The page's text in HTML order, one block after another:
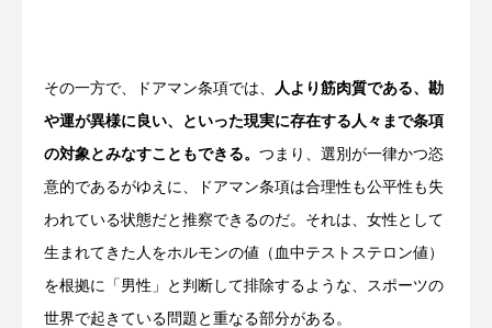
その一方で、ドアマン条項では、 人より筋肉質である、勘
や運が異様に良い、といった現実に存在する人々まで条項
の対象とみなすこともできる。 つまり、選別が一律かつ恣
意的であるがゆえに、ドアマン条項は合理性も公平性も失
われている状態だと推察できるのだ。それは、女性として
生まれてきた人をホルモンの値（血中テストステロン値）
を根拠に「男性」と判断して排除するような、スポーツの
世界で起きている問題と重なる部分がある。